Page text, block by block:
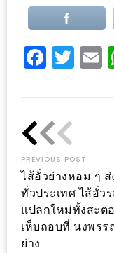
GIFT
รับ
ประทาน
1,000
บาท
ฟรี
3
รางวัล
PREVIOUS POST
ไส้อั่วย่างหอม ๆ
ทั่วประเทศ ไส้อั่ว
แปลกใหม่ทั้งสะต
เห็บถอบที่ นงพร
ย่าง